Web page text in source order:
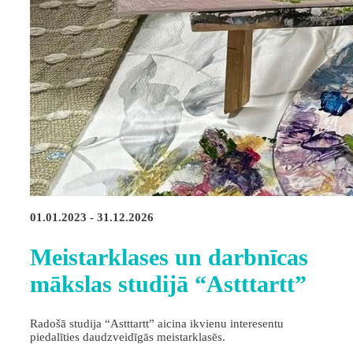
01.01.2023 - 31.12.2026
Meistarklases un darbnīcas
mākslas studijā “Astttartt”
Radošā studija “Astttartt” aicina ikvienu interesentu
piedalīties daudzveidīgās meistarklasēs.